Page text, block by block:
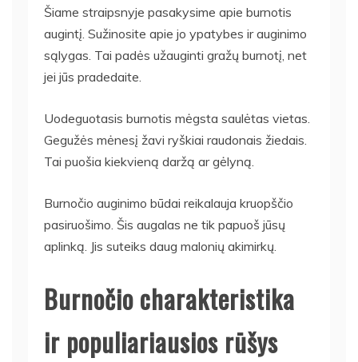
Šiame straipsnyje pasakysime apie burnotis
augintį. Sužinosite apie jo ypatybes ir auginimo
sąlygas. Tai padės užauginti gražų burnotį, net
jei jūs pradedaite.
Uodeguotasis burnotis mėgsta saulėtas vietas.
Gegužės mėnesį žavi ryškiai raudonais žiedais.
Tai puošia kiekvieną daržą ar gėlyną.
Burnočio auginimo būdai reikalauja kruopščio
pasiruošimo. Šis augalas ne tik papuoš jūsų
aplinką. Jis suteiks daug malonių akimirkų.
Burnočio charakteristika
ir populiariausios rūšys